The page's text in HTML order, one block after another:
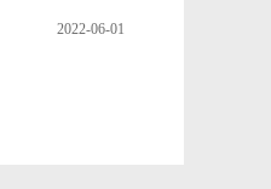
2022-06-01